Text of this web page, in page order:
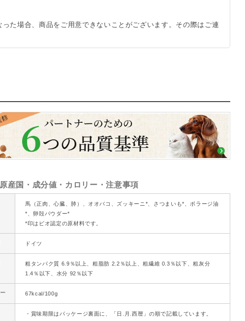
た場合、商品をご用意できないことがございます。その際はご連
産国・成分値・カロリー・注意事項
馬（正肉、心臓、肺）、オオバコ、ズッキーニ*、さつまいも*、ボラージ油
*、卵殻パウダー*
*印はビオ認定の原材料です。
ドイツ
粗タンパク質 6.9％以上、粗脂肪 2.2％以上、粗繊維 0.3％以下、粗灰分
1.4％以下、水分 92％以下
67kcal/100g
・賞味期限はパッケージ裏面に、「日.月.西暦」の順で記載しています。